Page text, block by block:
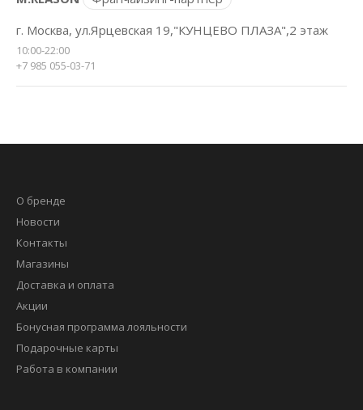
г. Москва, ул.Ярцевская 19,"КУНЦЕВО ПЛАЗА",2 этаж
10:00-22:00
+7 985 055-03-71
О бренде
Новости
Контакты
Магазины
Доставка и оплата
Акции
Бонусная программа лояльности
Подарочные карты
Работа в компании